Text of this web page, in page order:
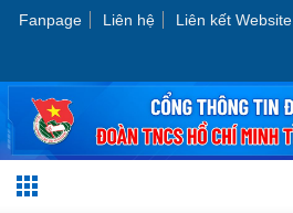
Fanpage Liên hệ Liên kết Website